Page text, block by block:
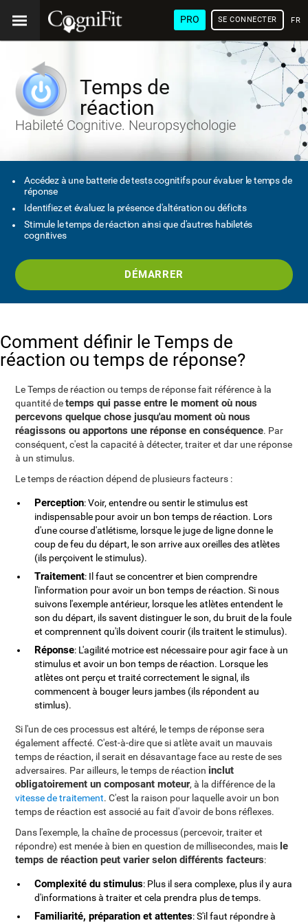
PRO SE CONNECTER
Temps de
réaction
Habileté Cognitive. Neuropsychologie
Accédez à une batterie de tests cognitifs pour évaluer le temps de
réponse
Identifiez et évaluez la présence d'altération ou déficits
Stimule le temps de réaction ainsi que d'autres habiletés
cognitives
DÉMARRER
Comment définir le Temps de
réaction ou temps de réponse?
Le Temps de réaction ou temps de réponse fait référence à la
quantité detemps qui passe entre le moment où nous
percevons quelque chose jusqu'au moment où nous
réagissons ou apportons une réponse en conséquence. Par
conséquent, c'est la capacité à détecter, traiter et dar une réponse
à un stimulus.
Le temps de réaction dépend de plusieurs facteurs :
Perception: Voir, entendre ou sentir le stimulus est
indispensable pour avoir un bon temps de réaction. Lors
d'une course d'atlétisme, lorsque le juge de ligne donne le
coup de feu du départ, le son arrive aux oreilles des atlètes
(ils perçoivent le stimulus).
Traitement: Il faut se concentrer et bien comprendre
l'information pour avoir un bon temps de réaction. Si nous
suivons l'exemple antérieur, lorsque les atlètes entendent le
son du départ, ils savent distinguer le son, du bruit de la foule
et comprennent qu'ils doivent courir (ils traitent le stimulus).
Réponse: L'agilité motrice est nécessaire pour agir face à un
stimulus et avoir un bon temps de réaction. Lorsque les
atlètes ont perçu et traité correctement le signal, ils
commencent à bouger leurs jambes (ils répondent au
stimlus).
Si l'un de ces processus est altéré, le temps de réponse sera
également affecté. C'est-à-dire que si atlète avait un mauvais
temps de réaction, il serait en désavantage face au reste de ses
adversaires. Par ailleurs, le temps de réaction inclut
obligatoirement un composant moteur, à la différence de la
vitesse de traitement. C'est la raison pour laquelle avoir un bon
temps de réaction est associé au fait d'avoir de bons réflexes.
Dans l'exemple, la chaîne de processus (percevoir, traiter et
répondre) est menée à bien en question de millisecondes, mais le
temps de réaction peut varier selon différents facteurs:
Complexité du stimulus: Plus il sera complexe, plus il y aura
d'informations à traiter et cela prendra plus de temps.
Familiarité, préparation et attentes: S'il faut répondre à